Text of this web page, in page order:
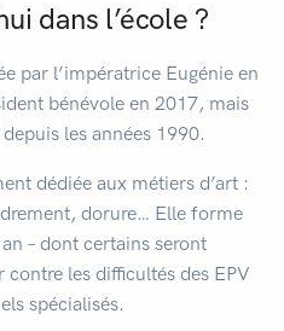
dans l’école ?
par l’impératrice Eugénie en
bénévole en 2017, mais
les années 1990.
dédiée aux métiers d’art :
dorure… Elle forme
– dont certains seront
les difficultés des EPV
spécialisés.